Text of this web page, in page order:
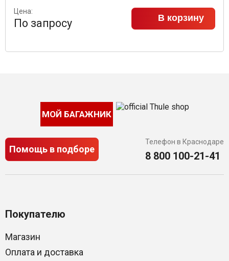
Цена:
По запросу В корзину
МОЙ БАГАЖНИК
Помощь в подборе
Телефон в Краснодаре
8 800 100-21-41
Покупателю
Магазин
Оплата и доставка